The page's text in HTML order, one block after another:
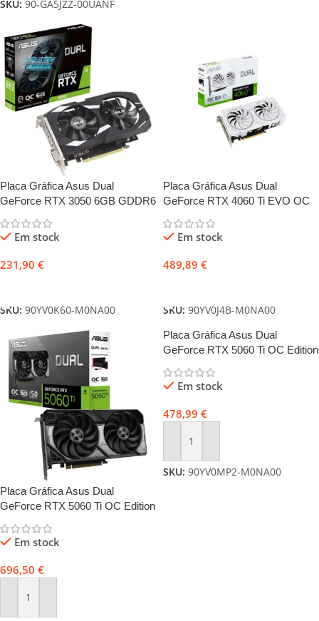
SKU: 90-GA5JZZ-00UANF
Placa Gráfica Asus Dual
GeForce RTX 3050 6GB GDDR6
Em stock
231,90 €
SKU: 90YV0K60-M0NA00
Placa Gráfica Asus Dual
GeForce RTX 4060 Ti EVO OC
Em stock
489,89 €
SKU: 90YV0J4B-M0NA00
Placa Gráfica Asus Dual
GeForce RTX 5060 Ti OC Edition
Em stock
696,50 €
Adicionar
Placa Gráfica Asus Dual
GeForce RTX 5060 Ti OC Edition
Em stock
478,99 €
Adicionar
SKU: 90YV0MP2-M0NA00